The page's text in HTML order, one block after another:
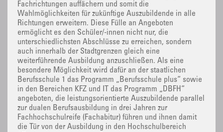
Fachrichtungen auffächern und somit die
Wahlmöglichkeiten für zukünftige Auszubildende in alle
Richtungen erweitern. Diese Fülle an Angeboten
ermöglicht es den Schüler/-innen nicht nur, die
unterschiedlichsten Abschlüsse zu erreichen, sondern
auch innerhalb der Stadtgrenzen gleich eine
weiterführende Ausbildung anzuschließen. Als eine
besondere Möglichkeit wird dafür an der staatlichen
Berufsschule 1 das Programm „Berufsschule plus“ sowie
in den Bereichen KFZ und IT das Programm „DBFH“
angeboten, die leistungsorientierte Auszubildende parallel
zur dualen Berufsausbildung in drei Jahren zur
Fachhochschulreife (Fachabitur) führen und ihnen damit
die Tür von der Ausbildung in den Hochschulbereich